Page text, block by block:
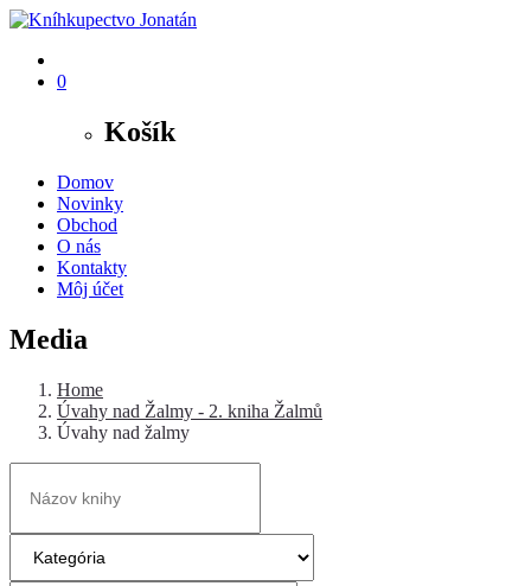
0
Košík
Domov
Novinky
Obchod
O nás
Kontakty
Môj účet
Media
Home
Úvahy nad Žalmy - 2. kniha Žalmů
Úvahy nad žalmy